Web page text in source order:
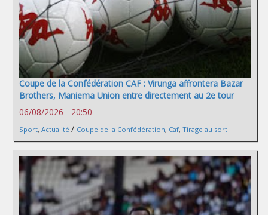
Coupe de la Confédération CAF : Virunga affrontera Bazar
Brothers, Maniema Union entre directement au 2e tour
06/08/2026 - 20:50
Sport, Actualité / Coupe de la Confédération, Caf, Tirage au sort